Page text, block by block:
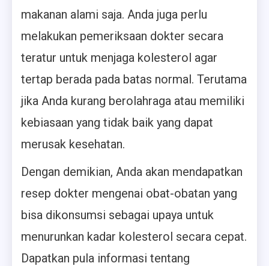
makanan alami saja. Anda juga perlu
melakukan pemeriksaan dokter secara
teratur untuk menjaga kolesterol agar
tertap berada pada batas normal. Terutama
jika Anda kurang berolahraga atau memiliki
kebiasaan yang tidak baik yang dapat
merusak kesehatan.
Dengan demikian, Anda akan mendapatkan
resep dokter mengenai obat-obatan yang
bisa dikonsumsi sebagai upaya untuk
menurunkan kadar kolesterol secara cepat.
Dapatkan pula informasi tentang